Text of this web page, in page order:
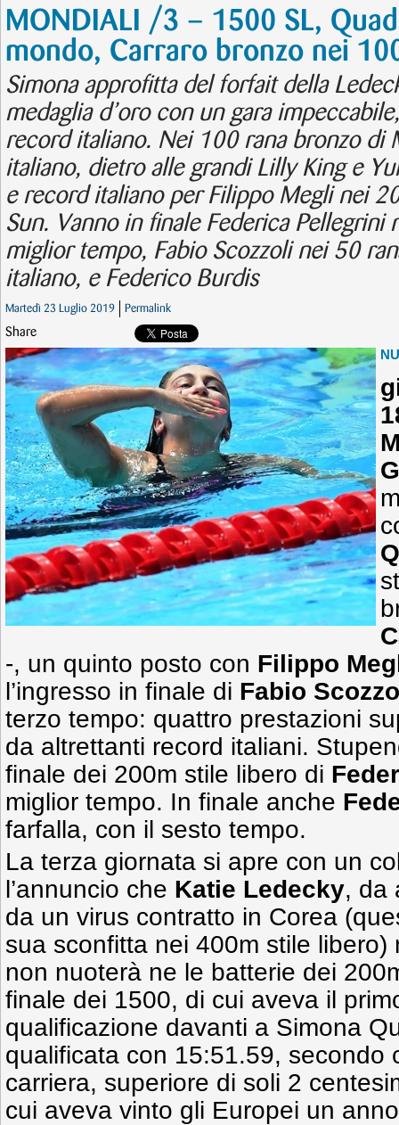
MONDIALI /3 – 1500 SL,
mondo, Carraro bronzo nei
Simona approfitta del forfait della
medaglia d’oro con un gara
record italiano. Nei 100 rana bronzo di
italiano, dietro alle grandi Lilly King e
e record italiano per Filippo Megli nei
Sun. Vanno in finale Federica
miglior tempo, Fabio Scozzoli nei 50
italiano, e Federico Burdis
Martedì 23 Luglio 2019 Permalink
Share
-, un quinto posto con Filippo
l’ingresso in finale di Fabio
terzo tempo: quattro prestazioni
da altrettanti record italiani.
finale dei 200m stile libero di
miglior tempo. In finale anche
farfalla, con il sesto tempo.
La terza giornata si apre con un
l’annuncio che Katie Ledecky, da
da un virus contratto in Corea
sua sconfitta nei 400m stile libero)
non nuoterà ne le batterie dei
finale dei 1500, di cui aveva il
qualificazione davanti a Simona
qualificata con 15:51.59, secondo
carriera, superiore di soli 2
cui aveva vinto gli Europei un